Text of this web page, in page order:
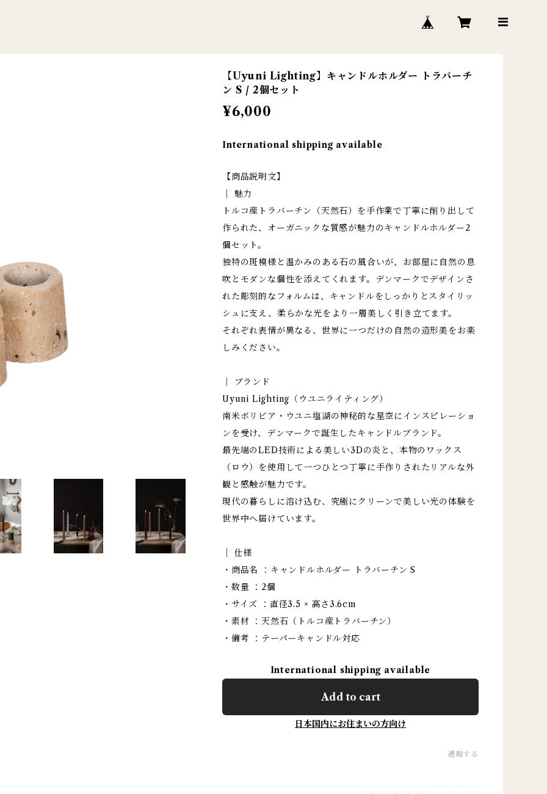
【Uyuni Lighting】キャンドルホルダー トラバーチ
ン S / 2個セット
¥6,000
International shipping available
【商品説明文】
│ 魅力
トルコ産トラバーチン（天然石）を手作業で丁寧に削り出して
作られた、オーガニックな質感が魅力のキャンドルホルダー2
個セット。
独特の斑模様と温かみのある石の風合いが、お部屋に自然の息
吹とモダンな個性を添えてくれます。デンマークでデザインさ
れた彫刻的なフォルムは、キャンドルをしっかりとスタイリッ
シュに支え、柔らかな光をより一層美しく引き立てます。
それぞれ表情が異なる、世界に一つだけの自然の造形美をお楽
しみください。
│ ブランド
Uyuni Lighting（ウユニライティング）
南米ボリビア・ウユニ塩湖の神秘的な星空にインスピレーショ
ンを受け、デンマークで誕生したキャンドルブランド。
最先端のLED技術による美しい3Dの炎と、本物のワックス
（ロウ）を使用して一つひとつ丁寧に手作りされたリアルな外
観と感触が魅力です。
現代の暮らしに溶け込む、究極にクリーンで美しい光の体験を
世界中へ届けています。
│ 仕様
・商品名 ：キャンドルホルダー トラバーチン S
・数量 ：2個
・サイズ ：直径3.5 × 高さ3.6cm
・素材 ：天然石（トルコ産トラバーチン）
・備考 ：テーパーキャンドル対応
International shipping available
Add to cart
日本国内にお住まいの方向け
通報する